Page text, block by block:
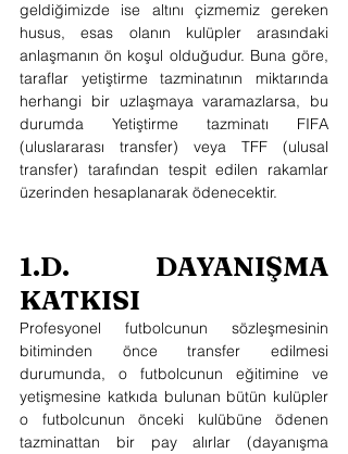
geldiğimizde ise altını çizmemiz gereken
husus, esas olanın kulüpler arasındaki
anlaşmanın ön koşul olduğudur. Buna göre,
taraflar yetiştirme tazminatının miktarında
herhangi bir uzlaşmaya varamazlarsa, bu
durumda Yetiştirme tazminatı FIFA
(uluslararası transfer) veya TFF (ulusal
transfer) tarafından tespit edilen rakamlar
üzerinden hesaplanarak ödenecektir.
1.D. DAYANIŞMA
KATKISI
Profesyonel futbolcunun sözleşmesinin
bitiminden önce transfer edilmesi
durumunda, o futbolcunun eğitimine ve
yetişmesine katkıda bulunan bütün kulüpler
o futbolcunun önceki kulübüne ödenen
tazminattan bir pay alırlar (dayanışma